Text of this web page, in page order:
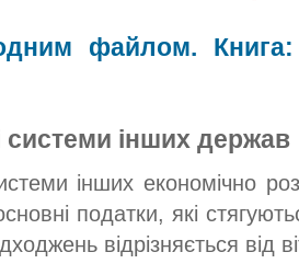
файлом.
системи інших держав
інших економічно
податки, які
відрізняється від